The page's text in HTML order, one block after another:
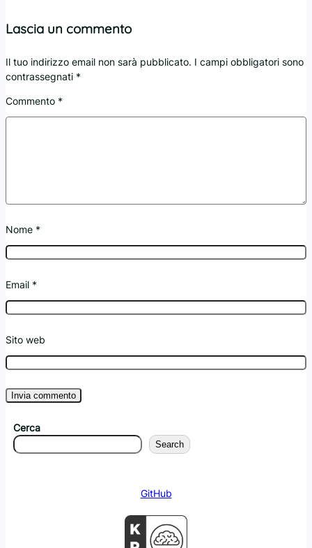
Lascia un commento
Il tuo indirizzo email non sarà pubblicato. I campi obbligatori sono
contrassegnati *
Commento *
Nome *
Email *
Sito web
Cerca
Search
GitHub